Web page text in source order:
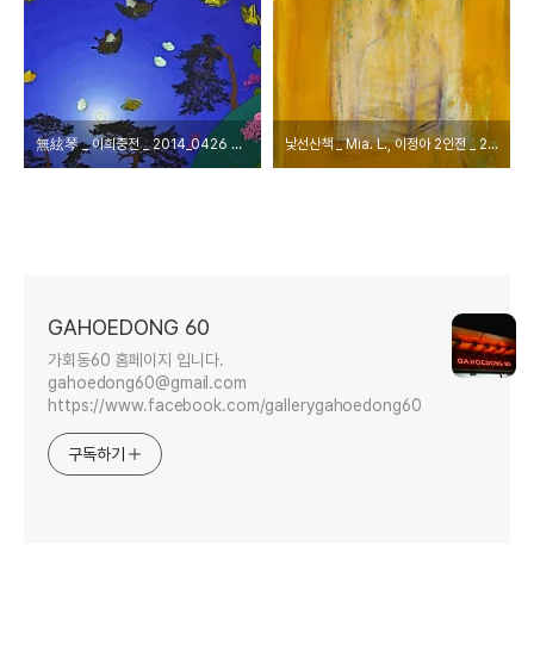
無絃琴 _ 이희중전 _ 2014_0426 ▶ 0512 낯선산책 _ Mia. L., 이정아 2인전 _ 2014_0418 ▶ 0424
GAHOEDONG 60
가회동60 홈페이지 입니다.
gahoedong60@gmail.com
https://www.facebook.com/gallerygahoedong60
구독하기